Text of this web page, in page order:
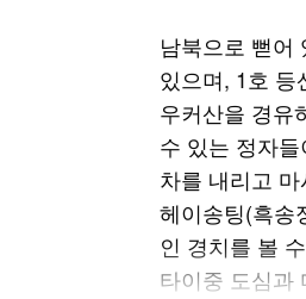
남북으로 뻗어
있으며, 1호 등
우커산을 경유
수 있는 정자
차를 내리고
헤이송팅(흑송
인 경치를 볼
타이중 도심과